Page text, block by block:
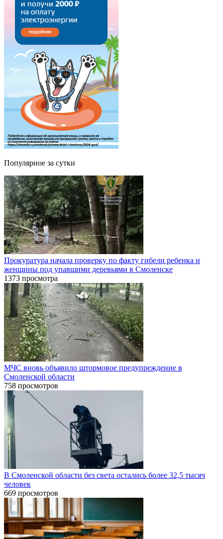
Популярное за сутки
Прокуратура начала проверку по факту гибели ребенка и
женщины под упавшими деревьями в Смоленске
1373 просмотра
МЧС вновь объявило штормовое предупреждение в
Смоленской области
758 просмотров
В Смоленской области без света остались более 32,5 тысяч
человек
669 просмотров